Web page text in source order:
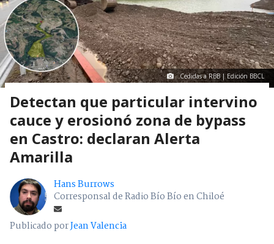
Cedidas a RBB | Edición BBCL
Detectan que particular intervino
cauce y erosionó zona de bypass
en Castro: declaran Alerta
Amarilla
Hans Burrows
Corresponsal de Radio Bío Bío en Chiloé
Publicado porJean Valencia